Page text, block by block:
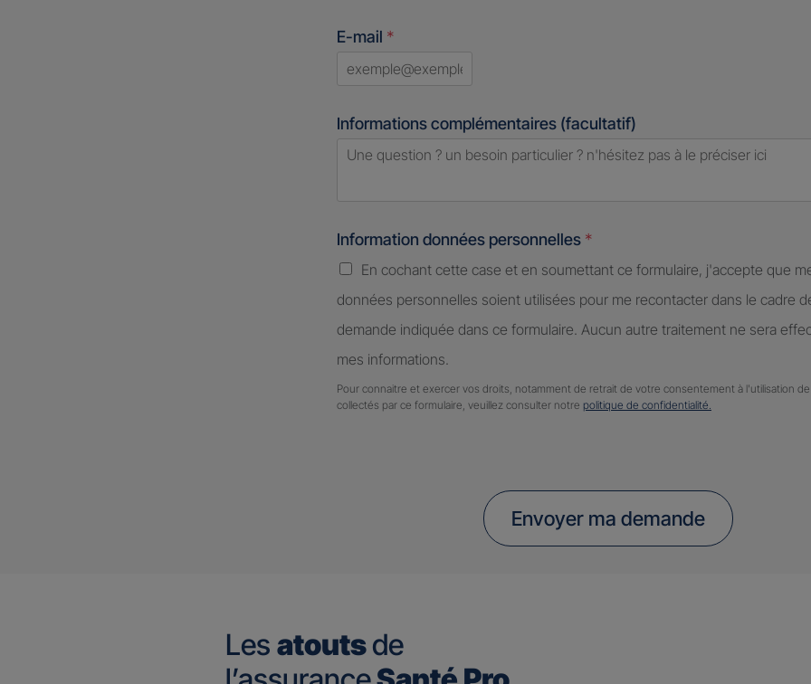
selected
E-mail *
Informations complémentaires (facultatif)
Information données personnelles *
En cochant cette case et en soumettant ce formulaire, j'accepte que
données personnelles soient utilisées pour me recontacter dans le cadre
demande indiquée dans ce formulaire. Aucun autre traitement ne sera
mes informations.
Pour connaitre et exercer vos droits, notamment de retrait de votre consentement à l'utilisation
collectés par ce formulaire, veuillez consulter notre politique de confidentialité.
Envoyer ma demande
Les atoutsde